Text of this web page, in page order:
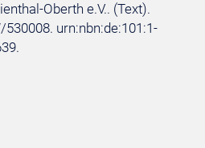
Oberth e.V.. (Text).
urn:nbn:de:101:1-